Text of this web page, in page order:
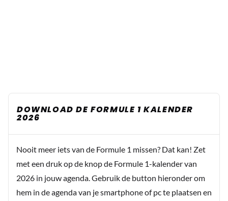
DOWNLOAD DE FORMULE 1 KALENDER
2026
Nooit meer iets van de Formule 1 missen? Dat kan! Zet
met een druk op de knop de Formule 1-kalender van
2026 in jouw agenda. Gebruik de button hieronder om
hem in de agenda van je smartphone of pc te plaatsen en